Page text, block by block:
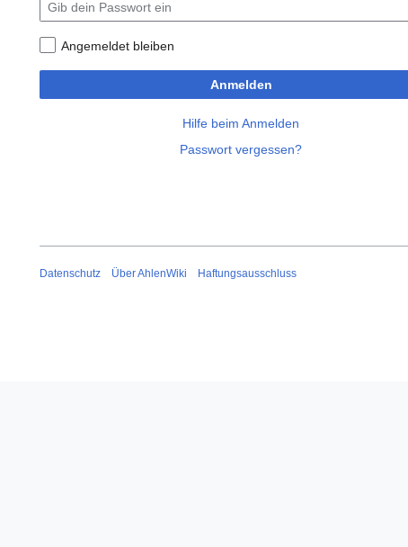
Angemeldet bleiben
Anmelden
Hilfe beim Anmelden
Passwort vergessen?
Datenschutz Über AhlenWiki Haftungsausschluss